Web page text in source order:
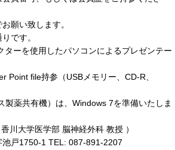
願い致します。
です。
ーを使用したパソコンによるプレゼンテー
Point file持参（USBメモリー、CD-R、
薬共有機）は、Windows 7を準備いたしま
川大学医学部 脳神経外科 教授 ）
戸1750-1 TEL: 087-891-2207